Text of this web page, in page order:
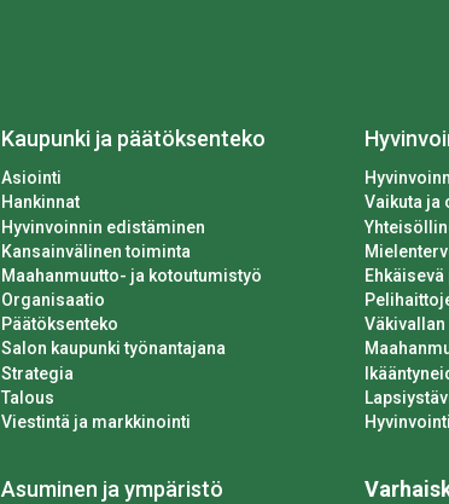
Kaupunki ja päätöksenteko
Asiointi
Hankinnat
Hyvinvoinnin edistäminen
Kansainvälinen toiminta
Maahanmuutto- ja kotoutumistyö
Organisaatio
Päätöksenteko
Salon kaupunki työnantajana
Strategia
Talous
Viestintä ja markkinointi
Asuminen ja ympäristö
Vaikuta ja